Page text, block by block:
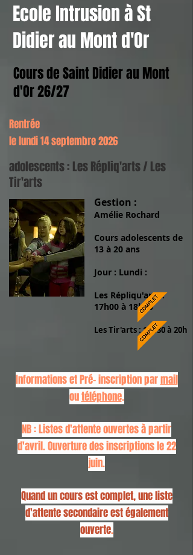
Ecole Intrusion à St
Didier au Mont d'Or
Cours de Saint Didier au Mont
d'Or 26/27
Rentrée
le lundi 14 septembre 2026
adolescents : Les Répliq'arts / Les
Tir'arts
Gestion :
Amélie Rochard
Cours adolescents de
13 à 20 ans
Jour : Lundi :
Les Répliqu'arts :
17h00 à 18h30
Les Tir'arts : 18h30 à 20h
Informations et Pré- inscription parmail
outéléphone.
NB : Listes d'attente ouvertes à partir
d'avril. Ouverture des inscriptions le 22
juin.
Quand un cours est complet, une liste
d'attente secondaire est également
ouverte.